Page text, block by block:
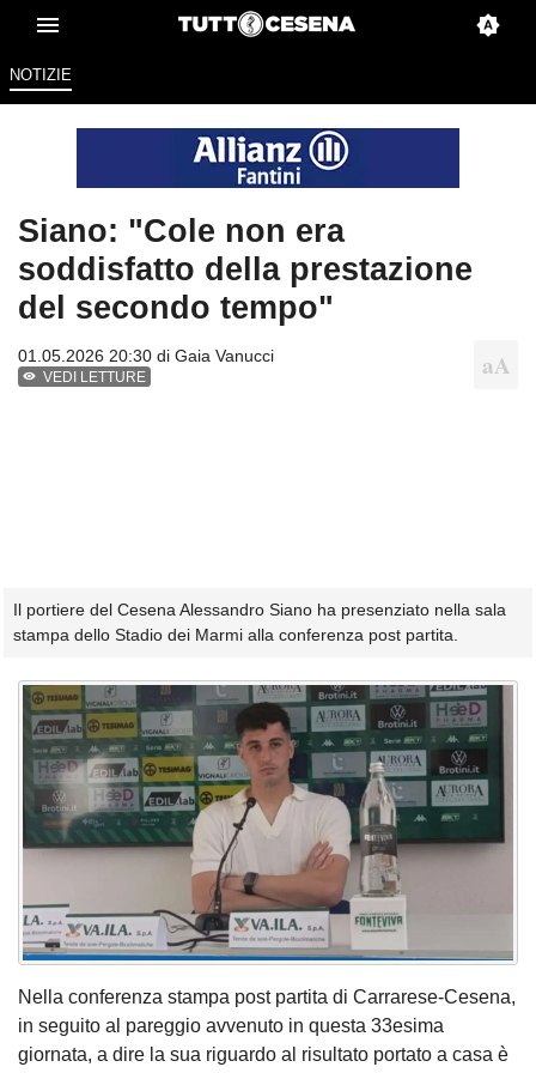
NOTIZIE
Siano: "Cole non era
soddisfatto della prestazione
del secondo tempo"
01.05.2026 20:30 di Gaia Vanucci
VEDI LETTURE
Il portiere del Cesena Alessandro Siano ha presenziato nella sala
stampa dello Stadio dei Marmi alla conferenza post partita.
Nella conferenza stampa post partita di Carrarese-Cesena,
in seguito al pareggio avvenuto in questa 33esima
giornata, a dire la sua riguardo al risultato portato a casa è